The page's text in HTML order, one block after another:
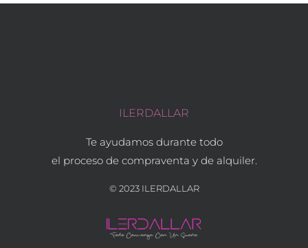
ILERDALLAR
Te ayudamos durante todo
el proceso de compraventa y de alquiler.
© 2023 ILERDALLAR